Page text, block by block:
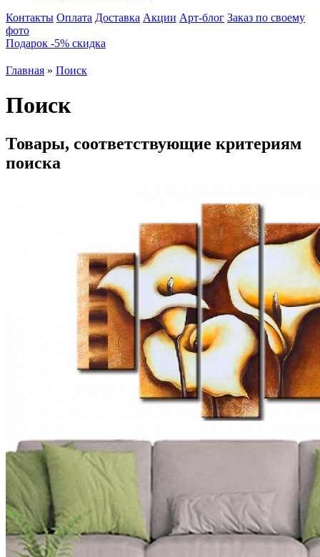
Контакты Оплата Доставка Акции Арт-блог Заказ по своему
фото
Подарок -5% скидка
Главная » Поиск
Поиск
Товары, соответствующие критериям
поиска